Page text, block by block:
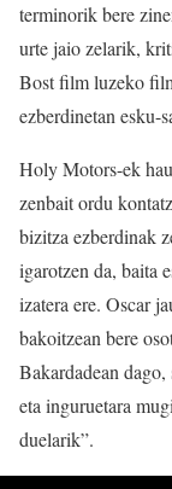
terminorik bere
urte jaio zelarik,
Bost film luzeko
ezberdinetan esku-
Holy Motors-ek
zenbait ordu
bizitza ezberdinak
igarotzen da, baita
izatera ere. Oscar
bakoitzean bere
Bakardadean
eta inguruetara
duelarik”.